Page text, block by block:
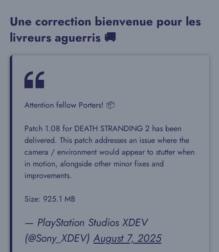
Une correction bienvenue pour les
livreurs aguerris 🚚
Attention fellow Porters! 📦
Patch 1.08 for DEATH STRANDING 2 has been
delivered. This patch addresses an issue where the
camera / environment would appear to stutter when
in motion, alongside other minor fixes and
improvements.
Size: 925.1 MB
— PlayStation Studios XDEV
(@Sony_XDEV)August 7, 2025